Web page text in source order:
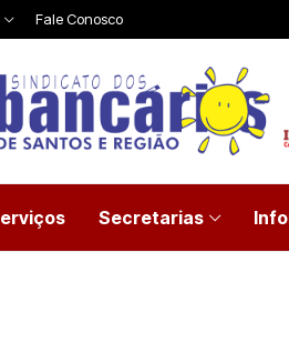
Fale Conosco
Secretarias